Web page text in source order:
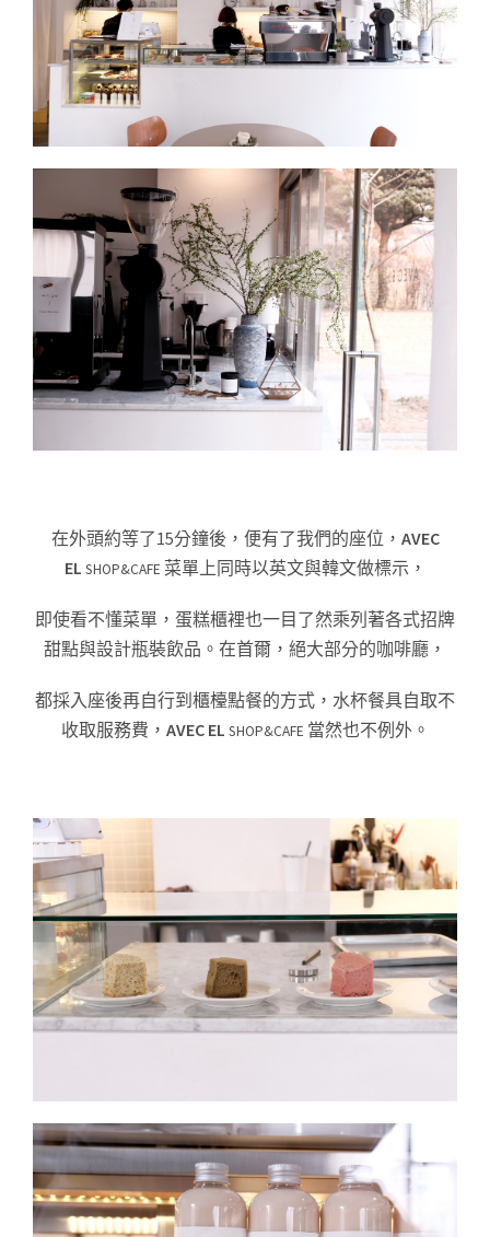
在外頭約等了15分鐘後，便有了我們的座位， AVEC
EL SHOP&CAFE 菜單上同時以英文與韓文做標示，
即使看不懂菜單，蛋糕櫃裡也一目了然乘列著各式招牌
甜點與設計瓶裝飲品。在首爾，絕大部分的咖啡廳，
都採入座後再自行到櫃檯點餐的方式，水杯餐具自取不
收取服務費， AVEC EL SHOP&CAFE 當然也不例外。